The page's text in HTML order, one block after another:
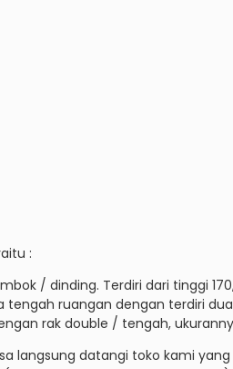
:
/ dinding. Terdiri dari tinggi
ruangan dengan terdiri
rak double / tengah,
langsung datangi toko kami yang